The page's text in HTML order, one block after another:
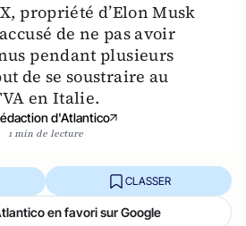
propriété d’Elon Musk
de ne pas avoir
pendant plusieurs
de se soustraire au
en Italie.
d'Atlantico
1 min de lecture
CLASSER
en favori sur Google